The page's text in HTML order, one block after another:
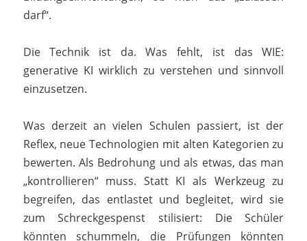
darf“.
Die Technik ist da. Was fehlt, ist das WIE:
generative KI wirklich zu verstehen und sinnvoll
einzusetzen.
Was derzeit an vielen Schulen passiert, ist der
Reflex, neue Technologien mit alten Kategorien zu
bewerten. Als Bedrohung und als etwas, das man
„kontrollieren“ muss. Statt KI als Werkzeug zu
begreifen, das entlastet und begleitet, wird sie
zum Schreckgespenst stilisiert: Die Schüler
könnten schummeln, die Prüfungen könnten